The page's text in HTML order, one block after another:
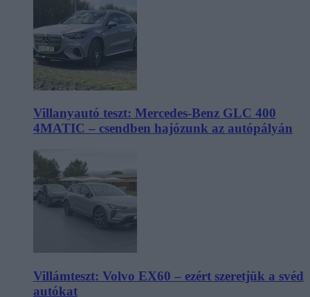
Villanyautó teszt: Mercedes-Benz GLC 400
4MATIC – csendben hajózunk az autópályán
Villámteszt: Volvo EX60 – ezért szeretjük a svéd
autókat